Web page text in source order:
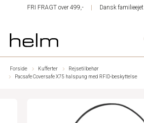
FRI FRAGT over 499,- Dansk familieejet
Forside Kufferter
Rejsetilbehør
Pacsafe Coversafe X75 halspung med RFID-beskyttelse